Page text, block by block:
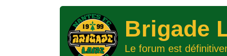
Brigade
Le forum est